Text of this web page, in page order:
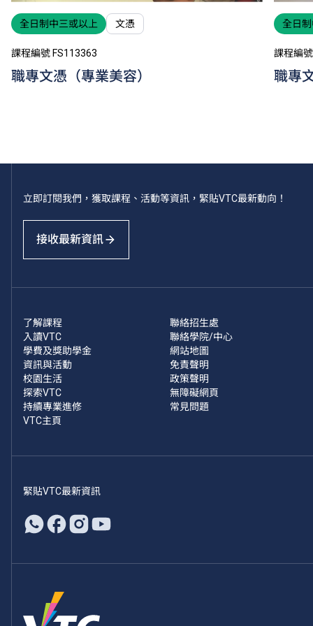
全日制中三或以上 文憑
課程編號 FS113363
職專文憑（專業美容）
全日
課程編
職專
立即訂閱我們，獲取課程、活動等資訊，緊貼VTC最新動向！
接收最新資訊
了解課程
入讀VTC
學費及獎助學金
資訊與活動
校園生活
探索VTC
持續專業進修
VTC主頁
聯絡招生處
聯絡學院/中心
網站地圖
免責聲明
政策聲明
無障礙網頁
常見問題
緊貼VTC最新資訊